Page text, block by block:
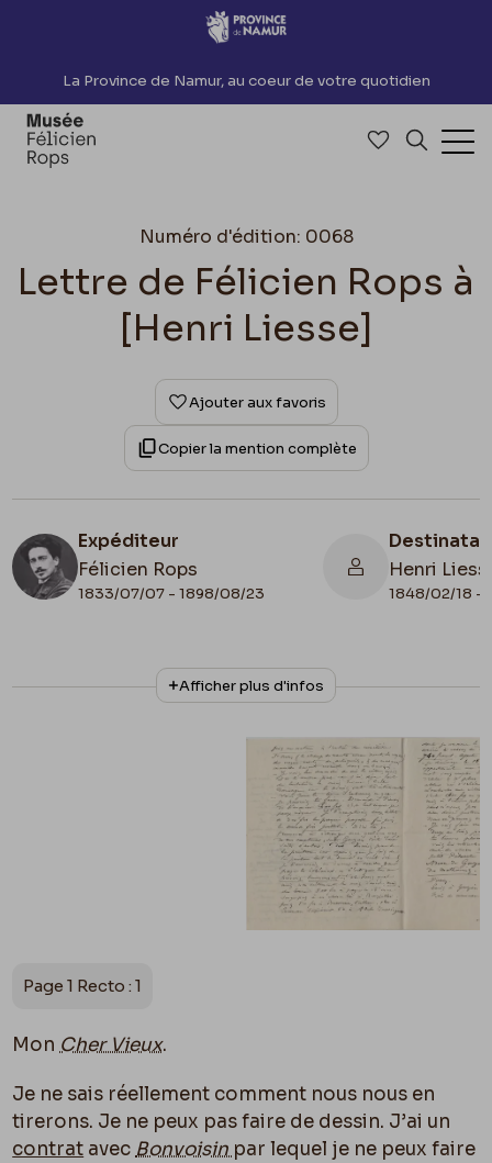
Accèder directement au contenu
La Province de Namur, au coeur de votre quotidien
Accéder à
Numéro d'édition: 0068
Lettre de Félicien Rops à
[Henri Liesse]
Ajouter aux favoris
Copier la mention complète
Expéditeur
Félicien Rops
1833/07/07 - 1898/08/23
Henri
1848/02/18 -
N° d'inventaire
LEpr/71
Collationnage
Autographe
Belgique, Province de Namur, musée Félicien
Rops, Province de Namur
Afficher plus d'infos
Page 1 Recto : 1
Mon Cher Vieux.
Je ne sais réellement comment nous nous en
tirerons. Je ne peux pas faire de dessin. J’ai un
contrat avec Bonvoisin par lequel je ne peux faire